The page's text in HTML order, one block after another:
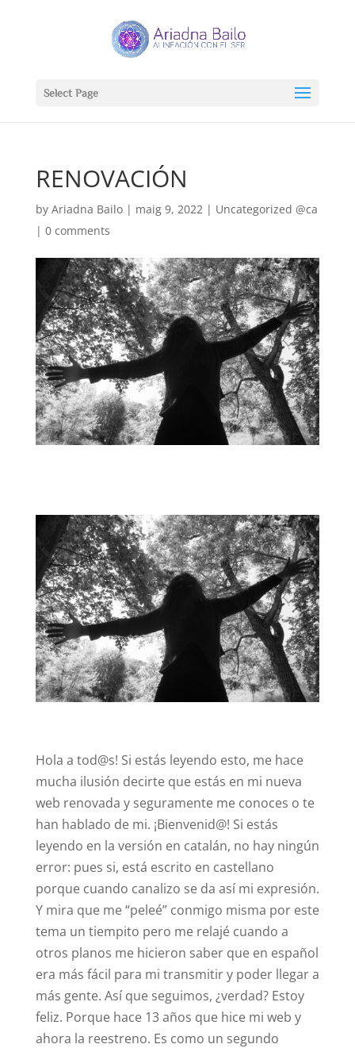
Select Page
RENOVACIÓN
by Ariadna Bailo| maig 9, 2022| Uncategorized @ca
| 0 comments
Hola a tod@s! Si estás leyendo esto, me hace
mucha ilusión decirte que estás en mi nueva
web renovada y seguramente me conoces o te
han hablado de mi. ¡Bienvenid@! Si estás
leyendo en la versión en catalán, no hay ningún
error: pues si, está escrito en castellano
porque cuando canalizo se da así mi expresión.
Y mira que me “peleé” conmigo misma por este
tema un tiempito pero me relajé cuando a
otros planos me hicieron saber que en español
era más fácil para mi transmitir y poder llegar a
más gente. Así que seguimos, ¿verdad? Estoy
feliz. Porque hace 13 años que hice mi web y
ahora la reestreno. Es como un segundo